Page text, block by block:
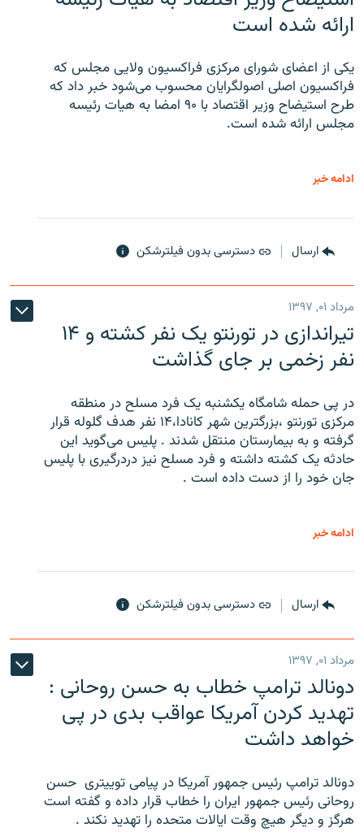
ارائه شده است
یکی از اعضای شورای مرکزی فراکسیون ولایی مجلس که
فراکسیون اصلی اصولگرایان محسوب می‌شود خبر داد که
طرح استیضاح وزیر اقتصاد با ۹۰ امضا به هیات رئیسه
مجلس ارائه شده است.
ادامه خبر
ارسال دسترسی بدون فیلترشکن
مرداد ۰۱, ۱۳۹۷
تیراندازی در تورنتو یک نفر کشته و ۱۴
نفر زخمی بر جای گذاشت
در پی حمله شامگاه یکشنبه یک فرد مسلح در منطقه
مرکزی تورنتو ،‌بزرگترین شهر کانادا،۱۴ نفر هدف گلوله قرار
گرفته و به بیمارستان منتقل شدند . پلیس می‌گوید این
حادثه یک کشته داشته و فرد مسلح نیز دردرگیری با پلیس
جان خود را از دست داده است .
ادامه خبر
ارسال دسترسی بدون فیلترشکن
مرداد ۰۱, ۱۳۹۷
دونالد ترامپ خطاب به حسن روحانی :
تهدید کردن آمریکا عواقب بدی در پی
خواهد داشت
دونالد ترامپ رئیس جمهور آمریکا در پیامی توییتری ‌ حسن
روحانی رئیس جمهور ایران را خطاب قرار داده و گفته است
هرگز و دیگر هیچ وقت ایالات متحده را تهدید نکند .